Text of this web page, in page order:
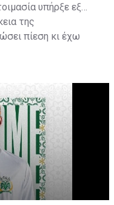
υπήρξε εξ
της
πίεση κι έχω